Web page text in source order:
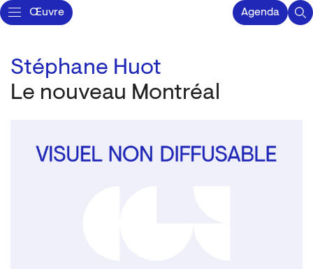
Œuvre Agenda
Stéphane Huot
Le nouveau Montréal